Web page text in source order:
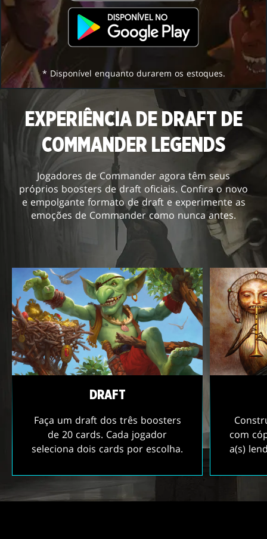
* Disponível enquanto durarem os estoques.
EXPERIÊNCIA DE DRAFT DE
COMMANDER LEGENDS
Jogadores de Commander agora têm seus
próprios boosters de draft oficiais. Confira o novo
e empolgante formato de draft e experimente as
emoções de Commander como nunca antes.
DRAFT
Faça um draft dos três boosters
de 20 cards. Cada jogador
seleciona dois cards por escolha.
com
a(s)